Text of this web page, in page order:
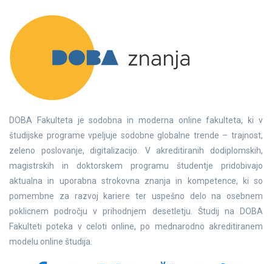
DOBA Fakulteta je sodobna in moderna online fakulteta, ki v
študijske programe vpeljuje sodobne globalne trende – trajnost,
zeleno poslovanje, digitalizacijo. V akreditiranih dodiplomskih,
magistrskih in doktorskem programu študentje pridobivajo
aktualna in uporabna strokovna znanja in kompetence, ki so
pomembne za razvoj kariere ter uspešno delo na osebnem
poklicnem področju v prihodnjem desetletju. Študij na DOBA
Fakulteti poteka v celoti online, po mednarodno akreditiranem
modelu online študija.